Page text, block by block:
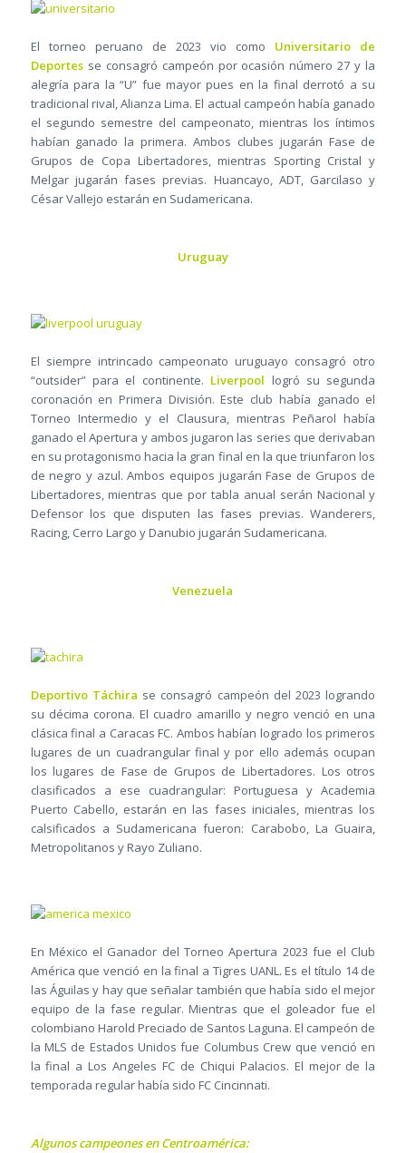
El torneo peruano de 2023 vio como Universitario de
Deportesse consagró campeón por ocasión número 27 y la
alegría para la “U” fue mayor pues en la final derrotó a su
tradicional rival, Alianza Lima. El actual campeón había ganado
el segundo semestre del campeonato, mientras los íntimos
habían ganado la primera. Ambos clubes jugarán Fase de
Grupos de Copa Libertadores, mientras Sporting Cristal y
Melgar jugarán fases previas. Huancayo, ADT, Garcilaso y
César Vallejo estarán en Sudamericana.
Uruguay
El siempre intrincado campeonato uruguayo consagró otro
“outsider” para el continente. Liverpool logró su segunda
coronación en Primera División. Este club había ganado el
Torneo Intermedio y el Clausura, mientras Peñarol había
ganado el Apertura y ambos jugaron las series que derivaban
en su protagonismo hacia la gran final en la que triunfaron los
de negro y azul. Ambos equipos jugarán Fase de Grupos de
Libertadores, mientras que por tabla anual serán Nacional y
Defensor los que disputen las fases previas. Wanderers,
Racing, Cerro Largo y Danubio jugarán Sudamericana.
Venezuela
Deportivo Táchira se consagró campeón del 2023 logrando
su décima corona. El cuadro amarillo y negro venció en una
clásica final a Caracas FC. Ambos habían logrado los primeros
lugares de un cuadrangular final y por ello además ocupan
los lugares de Fase de Grupos de Libertadores. Los otros
clasificados a ese cuadrangular: Portuguesa y Academia
Puerto Cabello, estarán en las fases iniciales, mientras los
calsificados a Sudamericana fueron: Carabobo, La Guaira,
Metropolitanos y Rayo Zuliano.
En México el Ganador del Torneo Apertura 2023 fue el Club
América que venció en la final a Tigres UANL. Es el título 14 de
las Águilas y hay que señalar también que había sido el mejor
equipo de la fase regular. Mientras que el goleador fue el
colombiano Harold Preciado de Santos Laguna. El campeón de
la MLS de Estados Unidos fue Columbus Crew que venció en
la final a Los Angeles FC de Chiqui Palacios. El mejor de la
temporada regular había sido FC Cincinnati.
Algunos campeones en Centroamérica: